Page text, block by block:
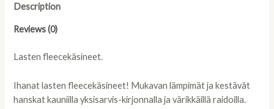
Description
Reviews (0)
Lasten fleecekäsineet.
Ihanat lasten fleecekäsineet! Mukavan lämpimät ja kestävät
hanskat kauniilla yksisarvis-kirjonnalla ja värikkäillä raidoilla.